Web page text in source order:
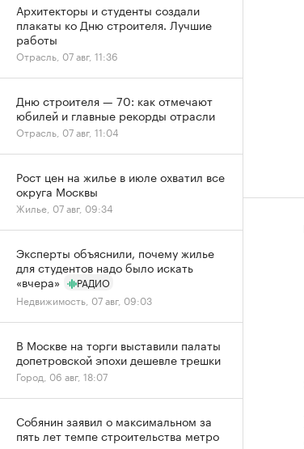
Архитекторы и студенты создали
плакаты ко Дню строителя. Лучшие
работы
Отрасль, 07 авг, 11:36
Дню строителя — 70: как отмечают
юбилей и главные рекорды отрасли
Отрасль, 07 авг, 11:04
Рост цен на жилье в июле охватил все
округа Москвы
Жилье, 07 авг, 09:34
Эксперты объяснили, почему жилье
для студентов надо было искать
«вчера»
РАДИО
Недвижимость, 07 авг, 09:03
В Москве на торги выставили палаты
допетровской эпохи дешевле трешки
Город, 06 авг, 18:07
Собянин заявил о максимальном за
пять лет темпе строительства метро